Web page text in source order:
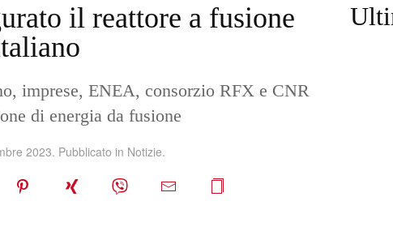
il reattore a fusione
imprese, ENEA, consorzio RFX e CNR
di energia da fusione
2023. Pubblicato in Notizie.